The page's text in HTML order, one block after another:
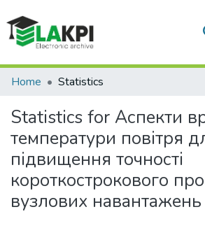
Communities & Collections
All of DSpace
Home Statistics
Statistics for Аспекти
температури повітря
підвищення точності
короткострокового
вузлових навантажень